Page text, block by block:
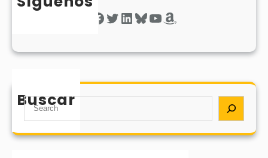
Twitter LinkedIn Bluesky YouTube Amazon
Buscar
S
a